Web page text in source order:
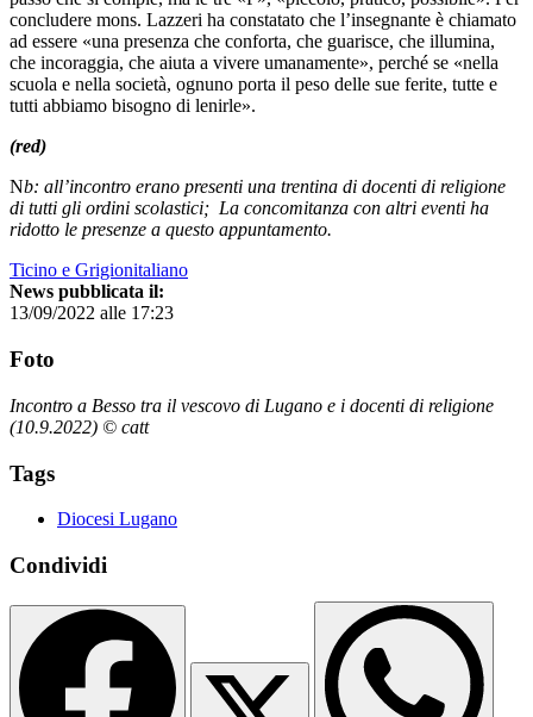
concludere mons. Lazzeri ha constatato che l’insegnante è chiamato
ad essere «una presenza che conforta, che guarisce, che illumina,
che incoraggia, che aiuta a vivere umanamente», perché se «nella
scuola e nella società, ognuno porta il peso delle sue ferite, tutte e
tutti abbiamo bisogno di lenirle».
(red)
Nb: all’incontro erano presenti una trentina di docenti di religione
di tutti gli ordini scolastici; La concomitanza con altri eventi ha
ridotto le presenze a questo appuntamento.
Ticino e Grigionitaliano
News pubblicata il:
13/09/2022 alle 17:23
Foto
Incontro a Besso tra il vescovo di Lugano e i docenti di religione
(10.9.2022) © catt
Tags
Diocesi Lugano
Condividi